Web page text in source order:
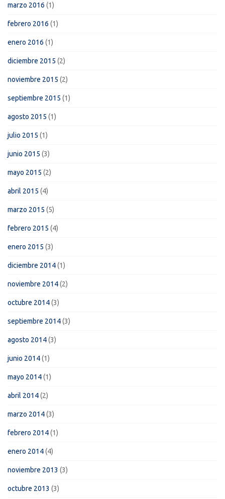
marzo 2016 (1)
febrero 2016 (1)
enero 2016 (1)
diciembre 2015 (2)
noviembre 2015 (2)
septiembre 2015 (1)
agosto 2015 (1)
julio 2015 (1)
junio 2015 (3)
mayo 2015 (2)
abril 2015 (4)
marzo 2015 (5)
febrero 2015 (4)
enero 2015 (3)
diciembre 2014(1)
noviembre 2014(2)
octubre 2014(3)
septiembre 2014(3)
agosto 2014(3)
junio 2014(1)
mayo 2014(1)
abril 2014(2)
marzo 2014(3)
febrero 2014(1)
enero 2014(4)
noviembre 2013 (3)
octubre 2013 (3)